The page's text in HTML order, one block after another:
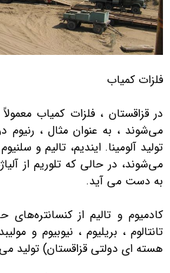
فلزات کمیاب
در قزاقستان ، فلزات کمیاب
می‌شوند ، به عنوان مثال ، رنیوم
تولید آلومینا. ایندیم، تالیم و
می‌شوند، در حالی که تلوریم از
به دست می آید.
کادمیوم و تالیم از
تانتالوم ، بریلیوم ، نیوبیوم و
هسته ای دولتی قزاقستان) تولید